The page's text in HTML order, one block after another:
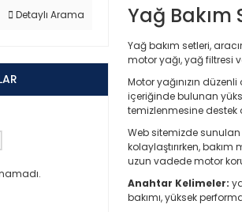
Detaylı Arama Yağ Bakım
Yağ bakım setleri,
motor yağı, yağ filtresi
Motor yağınızın
içeriğinde bulunan
temizlenmesine destek
Web sitemizde sunulan
kolaylaştırırken,
uzun vadede motor
Anahtar Kelimeler:
bakımı, yüksek